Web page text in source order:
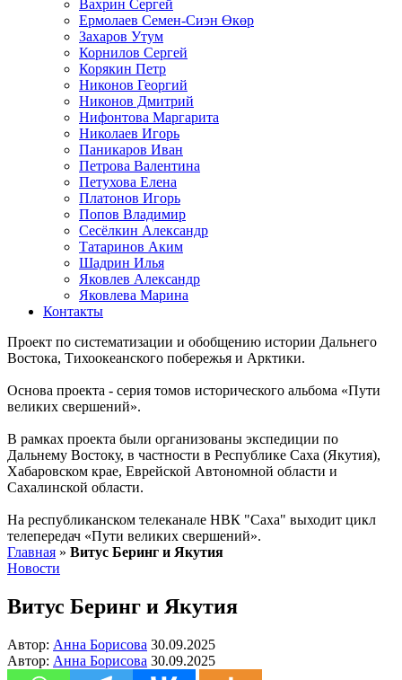
Вахрин Сергей
Ермолаев Семен-Сиэн Өкөр
Захаров Утум
Корнилов Сергей
Корякин Петр
Никонов Георгий
Никонов Дмитрий
Нифонтова Маргарита
Николаев Игорь
Паникаров Иван
Петрова Валентина
Петухова Елена
Платонов Игорь
Попов Владимир
Сесёлкин Александр
Татаринов Аким
Шадрин Илья
Яковлев Александр
Яковлева Марина
Контакты
Проект по систематизации и обобщению истории Дальнего
Востока, Тихоокеанского побережья и Арктики.
Основа проекта - серия томов исторического альбома «Пути
великих свершений».
В рамках проекта были организованы экспедиции по
Дальнему Востоку, в частности в Республике Саха (Якутия),
Хабаровском крае, Еврейской Автономной области и
Сахалинской области.
На республиканском телеканале НВК "Саха" выходит цикл
телепередач «Пути великих свершений».
Главная » Витус Беринг и Якутия
Новости
Витус Беринг и Якутия
Автор: Анна Борисова 30.09.2025
Автор: Анна Борисова 30.09.2025